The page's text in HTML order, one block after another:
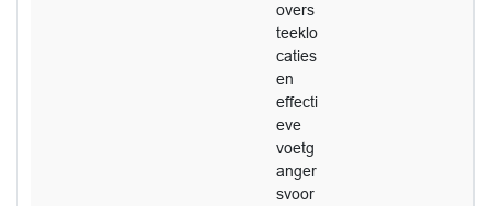
overs
teeklo
caties
en
effecti
eve
voetg
anger
svoor